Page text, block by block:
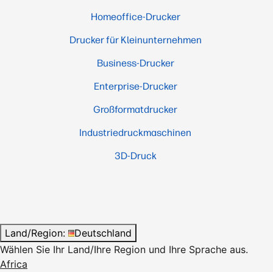
Homeoffice-Drucker
Drucker für Kleinunternehmen
Business-Drucker
Enterprise-Drucker
Großformatdrucker
Industriedruckmaschinen
3D-Druck
Land/Region:
Deutschland
Wählen Sie Ihr Land/Ihre Region und Ihre Sprache aus.
Africa